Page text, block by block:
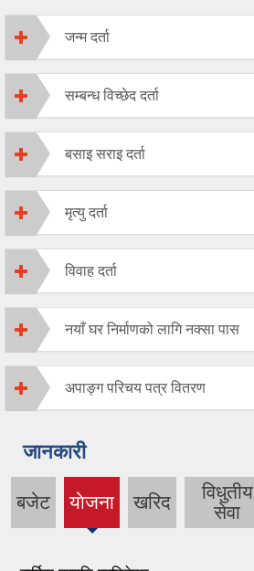
जन्म दर्ता
सम्बन्ध विच्छेद दर्ता
बसाइ सराइ दर्ता
मृत्यु दर्ता
विवाह दर्ता
नयाँ घर निर्माणको लागि नक्सा पास
अपाङ्ग परिचय पत्र वितरण
जानकारी
बजेट याेजना
(active
tab)
खरिद
विधुतीय
सेवा